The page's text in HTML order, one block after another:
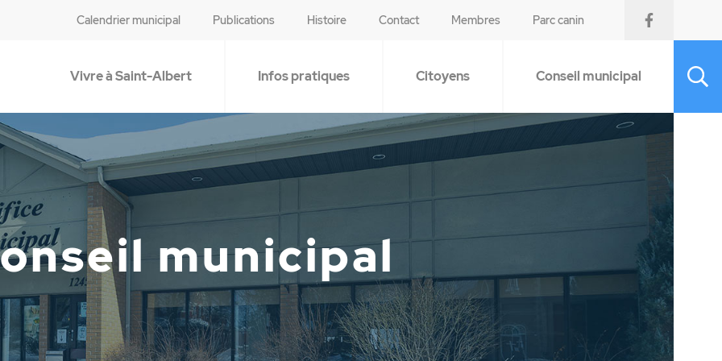
Calendrier municipal Publications Histoire Contact Membres Parc canin
Vivre à Saint-Albert Infos pratiques Citoyens Conseil municipal
municipal